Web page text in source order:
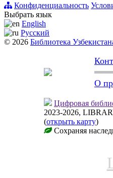
Конфиденциальность
Выбрать язык
English
Русский
© 2026 Библиотека
О
Цифровая
2023-2026,
(открыть карту)
Сохраняя